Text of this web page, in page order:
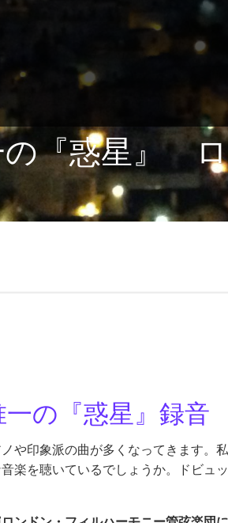
『惑星』 ロ
の『惑星』録音
や印象派の曲が多くなってきます。
楽を聴いているでしょうか。ドビュ